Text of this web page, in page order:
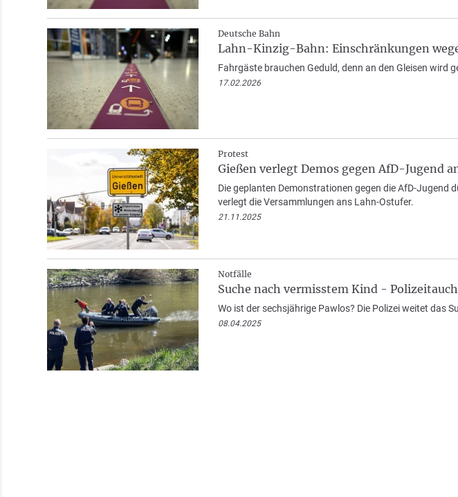
Deutsche Bahn
Lahn-Kinzig-Bahn: Einschränkungen
Fahrgäste brauchen Geduld, denn an den Gleisen wird
17.02.2026
Protest
Gießen verlegt Demos gegen AfD-Jugend
Die geplanten Demonstrationen gegen die AfD-Jugend
verlegt die Versammlungen ans Lahn-Ostufer.
21.11.2025
Notfälle
Suche nach vermisstem Kind -
Wo ist der sechsjährige Pawlos? Die Polizei weitet das
08.04.2025